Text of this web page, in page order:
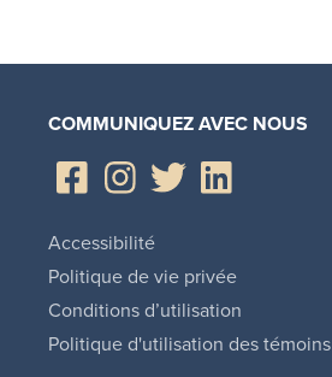
COMMUNIQUEZ AVEC NOUS
Accessibilité
Politique de vie privée
Conditions d’utilisation
Politique d'utilisation des témoins